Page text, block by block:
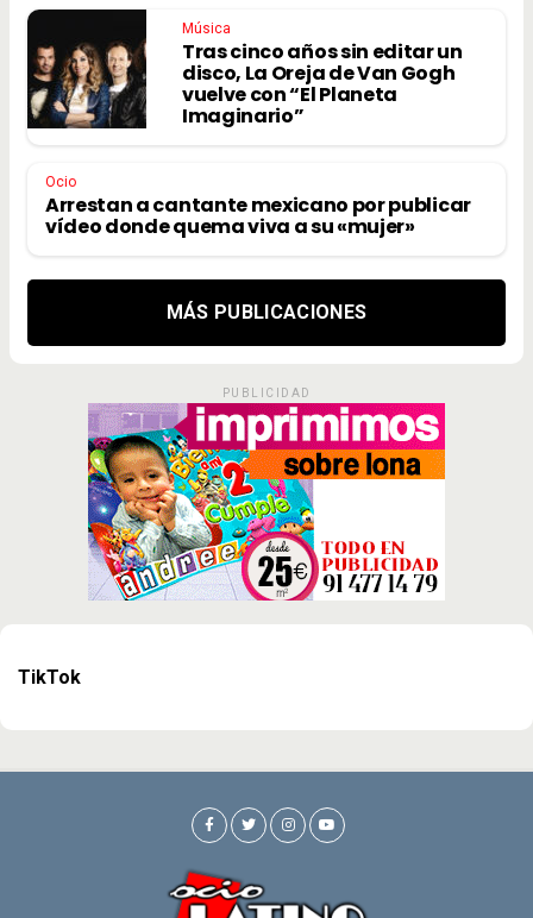
Música
Tras cinco años sin editar un
disco, La Oreja de Van Gogh
vuelve con “El Planeta
Imaginario”
Ocio
Arrestan a cantante mexicano por publicar
vídeo donde quema viva a su «mujer»
MÁS PUBLICACIONES
PUBLICIDAD
TikTok